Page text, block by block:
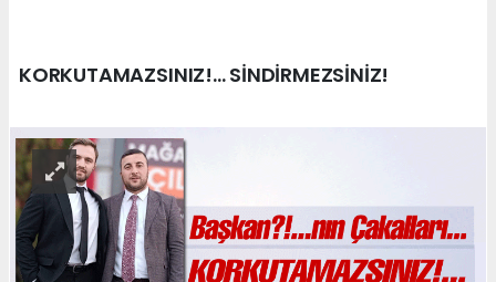
KORKUTAMAZSINIZ!... SİNDİRMEZSİNİZ!